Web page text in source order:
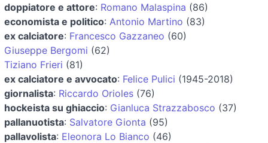
doppiatore e attore: Romano Malaspina (86)
economista e politico: Antonio Martino (83)
ex calciatore: Francesco Gazzaneo (60)
Giuseppe Bergomi (62)
Tiziano Frieri (81)
ex calciatore e avvocato: Felice Pulici (1945-2018)
giornalista: Riccardo Orioles (76)
hockeista su ghiaccio: Gianluca Strazzabosco (37)
pallanuotista: Salvatore Gionta (95)
pallavolista: Eleonora Lo Bianco (46)